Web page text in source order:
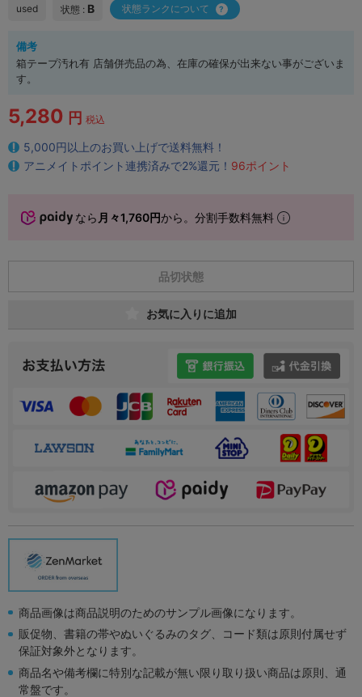
used 状態 : B 状態ランクについて
備考
箱テープ汚れ有 店舗併売品の為、在庫の確保が出来ない事がございま
す。
5,280 円 税込
5,000円以上のお買い上げで送料無料！
アニメイトポイント連携済みで2%還元！ 96ポイント
なら 月々1,760円から。分割手数料無料
品切状態
お気に入りに追加
商品画像は商品説明のためのサンプル画像になります。
販促物、書籍の帯やぬいぐるみのタグ、コード類は原則付属せず
保証対象外となります。
商品名や備考欄に特別な記載が無い限り取り扱い商品は原則、通
常盤です。